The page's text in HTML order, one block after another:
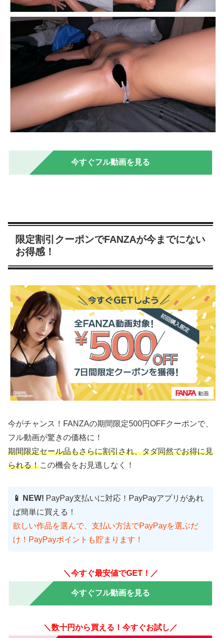
今すぐフル動画を見る
限定割引クーポンでFANZAが今までにない
お得感！
今がチャンス！FANZAの期間限定500円OFFクーポンで、
フル動画が驚きの価格に！
期間限定セール品もさらに割引され、タダ同然でお得に見
られる！この機会をお見逃しなく！
📱 NEW! PayPay支払いに対応！PayPayアプリがあれ
ば簡単に買える！
欲しい作品を選んで、支払い方法でPayPayを選ぶだ
け！PayPayポイントも貯まります！
＼今すぐ最安値でGET！／
今すぐフル動画を見る
＼数十円から買える！今すぐお試し／